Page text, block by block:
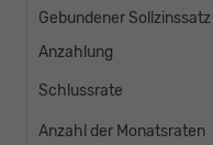
Gebundener Sollzinssatz
Anzahlung
Schlussrate
Anzahl der Monatsraten